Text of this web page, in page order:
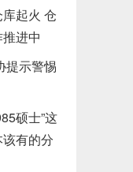
起火 仓
进中
提示警惕
硕士”这
有的分